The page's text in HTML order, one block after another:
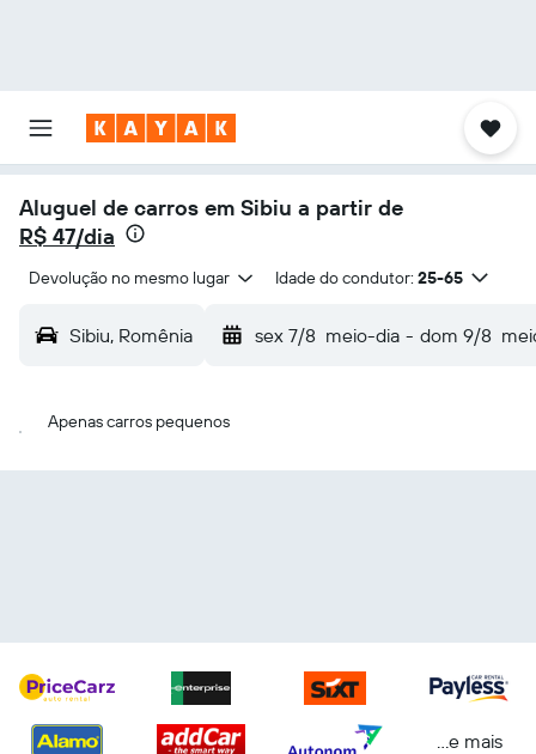
Aluguel de carros em Sibiu a partir de
R$ 47/dia
Devolução no mesmo lugar Idade do condutor: 25-65
Sibiu, Romênia sex 7/8 meio-dia - dom 9/8
Apenas carros pequenos
...e mais